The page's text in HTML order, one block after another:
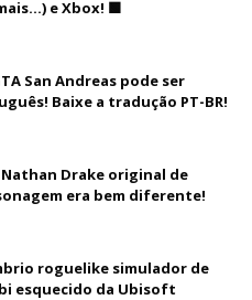
e Xbox! 🟩
San Andreas pode ser
Baixe a tradução PT-BR!
Nathan Drake original de
era bem diferente!
roguelike simulador de
esquecido da Ubisoft